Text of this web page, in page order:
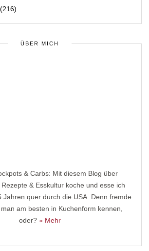
(216)
ÜBER MICH
& Carbs: Mit diesem Blog über
& Esskultur koche und esse ich
Jahren quer durch die USA. Denn fremde
am besten in Kuchenform kennen,
oder? » Mehr